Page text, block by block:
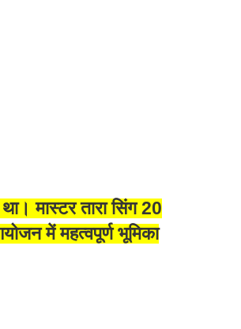
मास्टर तारा सिंग 20
में महत्वपूर्ण भूमिका